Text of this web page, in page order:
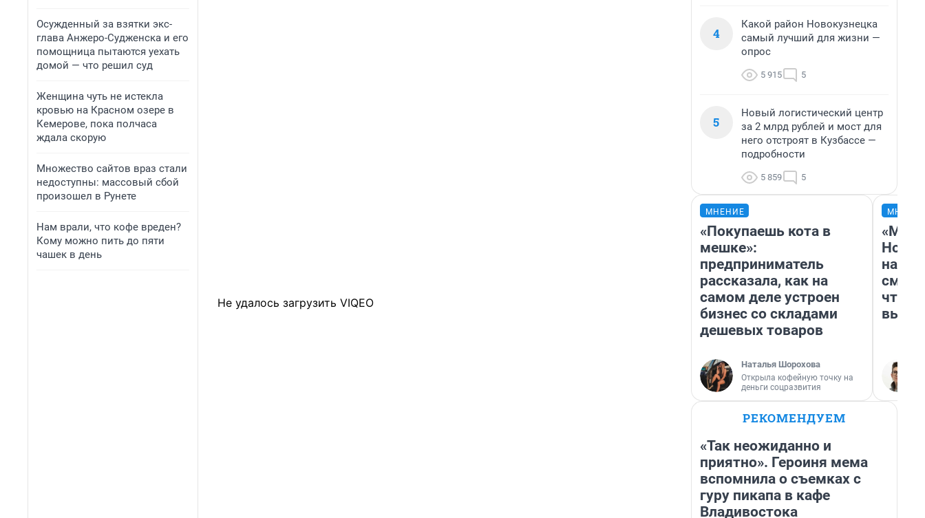
Осужденный за взятки экс-
глава Анжеро-Судженска и его
помощница пытаются уехать
домой — что решил суд
Женщина чуть не истекла
кровью на Красном озере в
Кемерове, пока полчаса
ждала скорую
Множество сайтов враз стали
недоступны: массовый сбой
произошел в Рунете
Нам врали, что кофе вреден?
Кому можно пить до пяти
чашек в день
Не удалось загрузить VIQEO
4
Какой район Новокузнецка
самый лучший для жизни —
опрос
5 915 5
5
Новый логистический центр
за 2 млрд рублей и мост для
него отстроят в Кузбассе —
подробности
5 859 5
МНЕНИЕ
«Покупаешь кота в
мешке»:
предприниматель
рассказала, как на
самом деле устроен
бизнес со складами
дешевых товаров
Наталья Шорохова
Открыла кофейную точку на
деньги соцразвития
«Мы
РЕКОМЕНДУЕМ
«Так неожиданно и
приятно». Героиня мема
вспомнила о съемках с
гуру пикапа в кафе
Владивостока